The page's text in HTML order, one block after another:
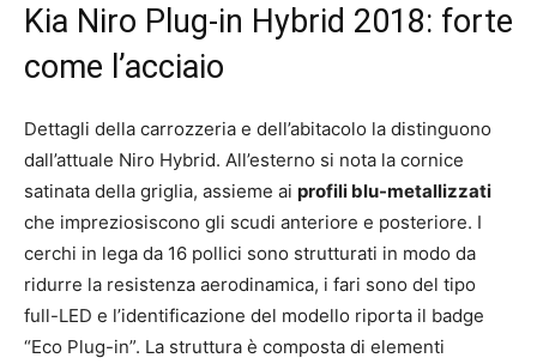
Kia Niro Plug-in Hybrid 2018: forte
come l’acciaio
Dettagli della carrozzeria e dell’abitacolo la distinguono
dall’attuale Niro Hybrid. All’esterno si nota la cornice
satinata della griglia, assieme ai profili blu-metallizzati
che impreziosiscono gli scudi anteriore e posteriore. I
cerchi in lega da 16 pollici sono strutturati in modo da
ridurre la resistenza aerodinamica, i fari sono del tipo
full-LED e l’identificazione del modello riporta il badge
“Eco Plug-in”. La struttura è composta di elementi